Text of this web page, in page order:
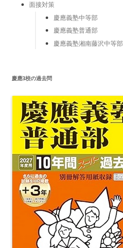
面接対策
慶應義塾中等部
慶應義塾普通部
慶應義塾湘南藤沢中等部
慶應3校の過去問